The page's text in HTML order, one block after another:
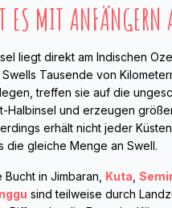
ES MIT ANFÄNGERN
liegt direkt am Indischen
Tausende von
treffen sie auf die
Halbinsel und erzeugen
erhält nicht jeder
die gleiche Menge an Swell.
in Jimbaran, Kuta
sind teilweise durch